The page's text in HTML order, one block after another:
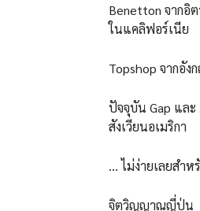
Benetton จากอิ
ในแคลิฟอร์เนีย
Topshop จากอั
ปัจจุบัน Gap แล
สังเวียนอเมริกา
… ไม่ง่ายเลยสำห
จิตวิญญาณญี่ปุ่น